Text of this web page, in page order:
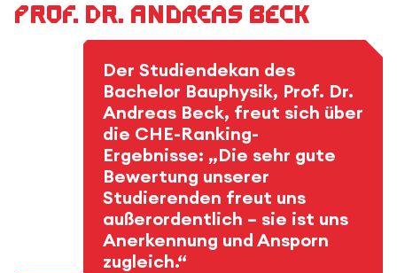
Prof. Dr. Andreas Beck
Der Studiendekan des
Bachelor Bauphysik, Prof. Dr.
Andreas Beck, freut sich über
die CHE-Ranking-
Ergebnisse: „Die sehr gute
Bewertung unserer
Studierenden freut uns
außerordentlich – sie ist uns
Anerkennung und Ansporn
zugleich.“